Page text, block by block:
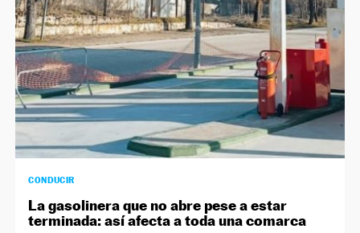
CONDUCIR
La gasolinera que no abre pese a estar
terminada: así afecta a toda una comarca